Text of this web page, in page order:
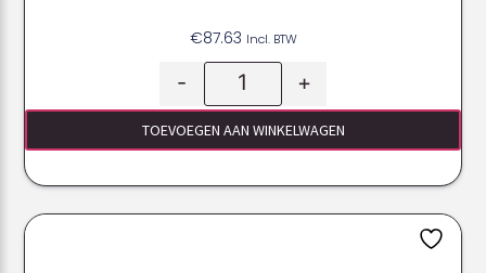
€87.63 Incl. BTW
- +
TOEVOEGEN AAN WINKELWAGEN